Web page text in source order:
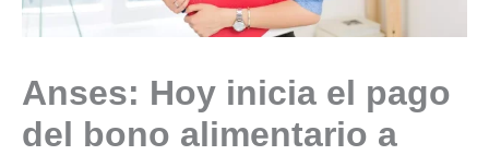
Anses: Hoy inicia el pago
del bono alimentario a